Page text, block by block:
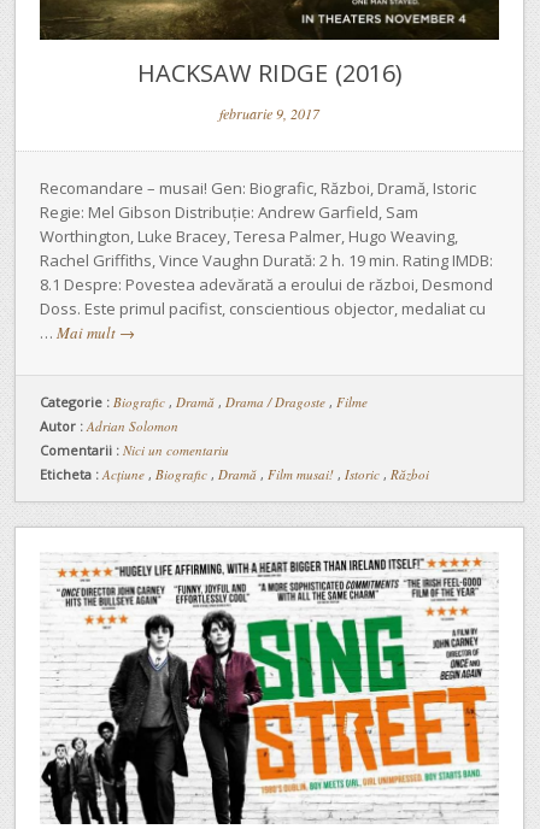
HACKSAW RIDGE (2016)
februarie 9, 2017
Recomandare – musai! Gen: Biografic, Război, Dramă, Istoric
Regie: Mel Gibson Distribuție: Andrew Garfield, Sam
Worthington, Luke Bracey, Teresa Palmer, Hugo Weaving,
Rachel Griffiths, Vince Vaughn Durată: 2 h. 19 min. Rating IMDB:
8.1 Despre: Povestea adevărată a eroului de război, Desmond
Doss. Este primul pacifist, conscientious objector, medaliat cu
… Mai mult →
Categorie : Biografic , Dramă , Drama / Dragoste , Filme
Autor : Adrian Solomon
Comentarii : Nici un comentariu
Eticheta : Acțiune , Biografic , Dramă , Film musai! , Istoric , Război